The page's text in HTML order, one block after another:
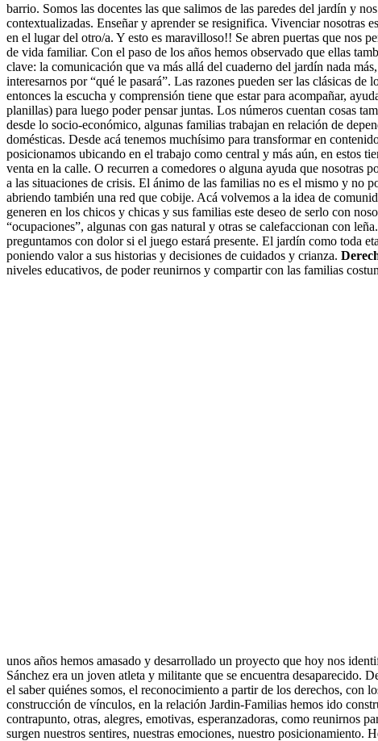
barrio. Somos las docentes las que salimos de las paredes del jardín y
contextualizadas. Enseñar y aprender se resignifica. Vivenciar nosotras
en el lugar del otro/a. Y esto es maravilloso!! Se abren puertas que nos
de vida familiar. Con el paso de los años hemos observado que ellas
clave: la comunicación que va más allá del cuaderno del jardín nada
interesarnos por “qué le pasará”. Las razones pueden ser las clásicas
entonces la escucha y comprensión tiene que estar para acompañar,
planillas) para luego poder pensar juntas. Los números cuentan cosas
desde lo socio-económico, algunas familias trabajan en relación de
domésticas. Desde acá tenemos muchísimo para transformar en
posicionamos ubicando en el trabajo como central y más aún, en estos
venta en la calle. O recurren a comedores o alguna ayuda que nosotras
a las situaciones de crisis. El ánimo de las familias no es el mismo y no
abriendo también una red que cobije. Acá volvemos a la idea de
generen en los chicos y chicas y sus familias este deseo de serlo con
“ocupaciones”, algunas con gas natural y otras se calefaccionan con
preguntamos con dolor si el juego estará presente. El jardín como toda
poniendo valor a sus historias y decisiones de cuidados y crianza.
niveles educativos, de poder reunirnos y compartir con las familias
unos años hemos amasado y desarrollado un proyecto que hoy nos
Sánchez era un joven atleta y militante que se encuentra desaparecido.
el saber quiénes somos, el reconocimiento a partir de los derechos,
construcción de vínculos, en la relación Jardin-Familias hemos ido
contrapunto, otras, alegres, emotivas, esperanzadoras, como reunirnos
surgen nuestros sentires, nuestras emociones, nuestro posicionamiento.